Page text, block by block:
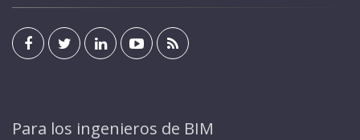
Para los ingenieros de BIM